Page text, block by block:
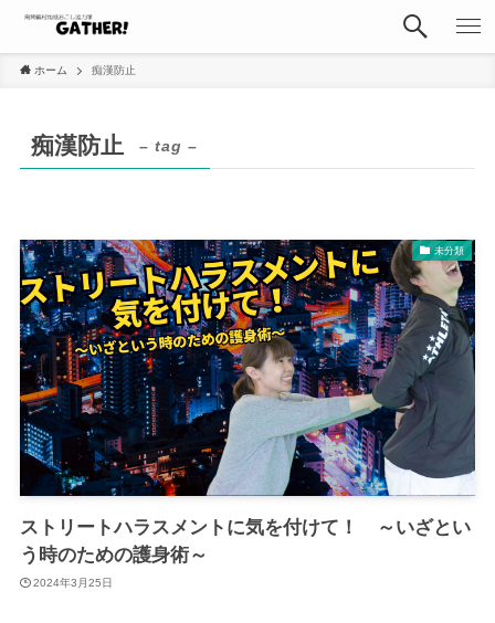
ホーム 痴漢防止
痴漢防止 – tag –
未分類
ストリートハラスメントに気を付けて！ ～いざとい
う時のための護身術～
2024年3月25日